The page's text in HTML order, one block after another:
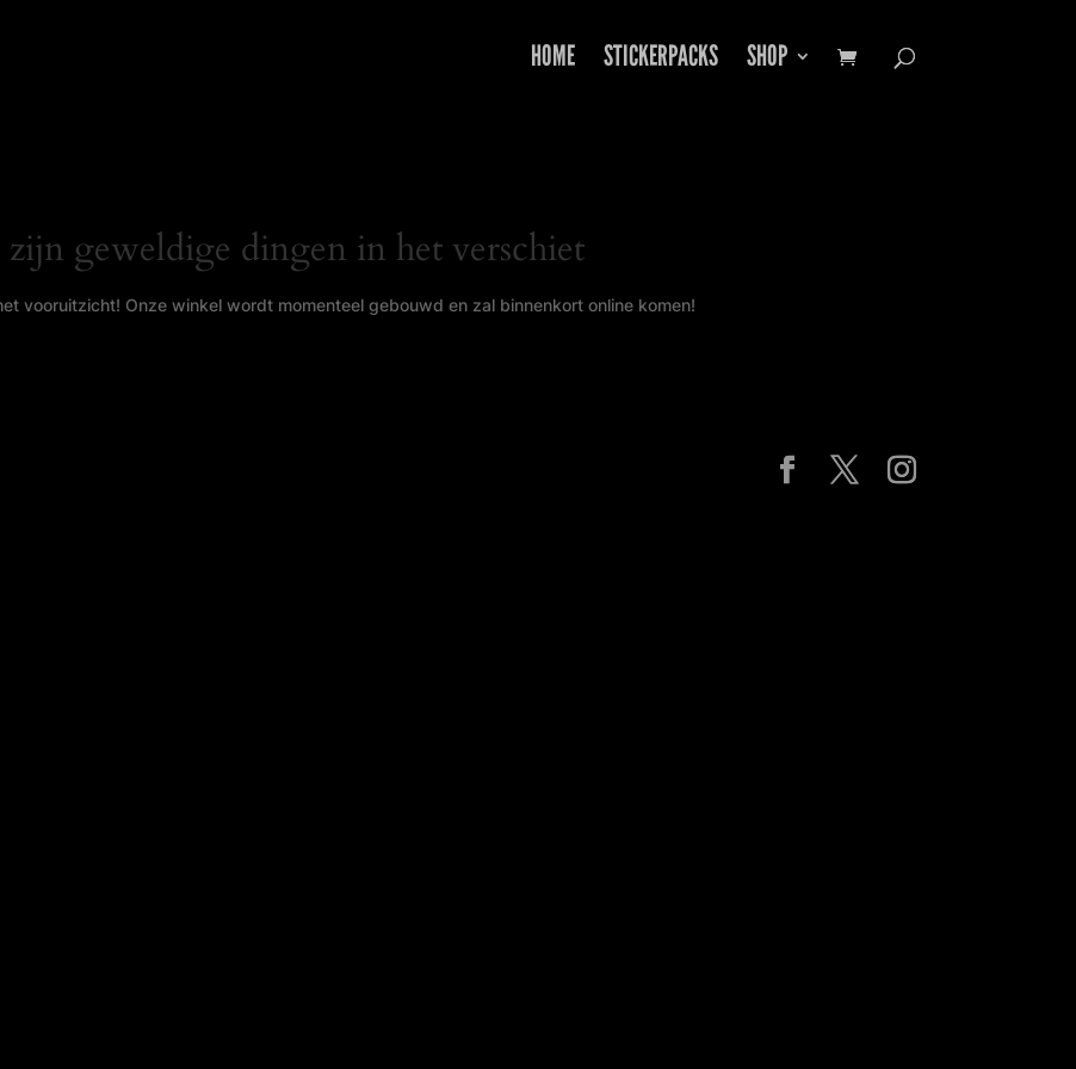
HOME STICKERPACKS SHOP
geweldige dingen in het verschiet
vooruitzicht! Onze winkel wordt momenteel gebouwd en zal binnenkort online komen!